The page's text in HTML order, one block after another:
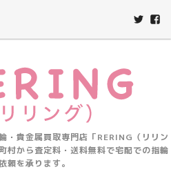
・貴金属買取専門店「RERING（リリン
村から査定料・送料無料で宅配での指輪
頼を承ります。